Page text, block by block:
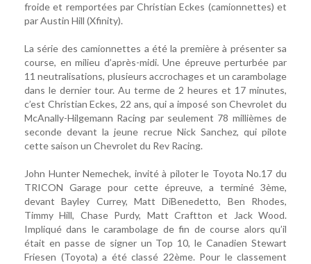
froide et remportées par Christian Eckes (camionnettes) et
par Austin Hill (Xfinity).
La série des camionnettes a été la première à présenter sa
course, en milieu d’après-midi. Une épreuve perturbée par
11 neutralisations, plusieurs accrochages et un carambolage
dans le dernier tour. Au terme de 2 heures et 17 minutes,
c’est Christian Eckes, 22 ans, qui a imposé son Chevrolet du
McAnally-Hilgemann Racing par seulement 78 millièmes de
seconde devant la jeune recrue Nick Sanchez, qui pilote
cette saison un Chevrolet du Rev Racing.
John Hunter Nemechek, invité à piloter le Toyota No.17 du
TRICON Garage pour cette épreuve, a terminé 3ème,
devant Bayley Currey, Matt DiBenedetto, Ben Rhodes,
Timmy Hill, Chase Purdy, Matt Craftton et Jack Wood.
Impliqué dans le carambolage de fin de course alors qu’il
était en passe de signer un Top 10, le Canadien Stewart
Friesen (Toyota) a été classé 22ème. Pour le classement